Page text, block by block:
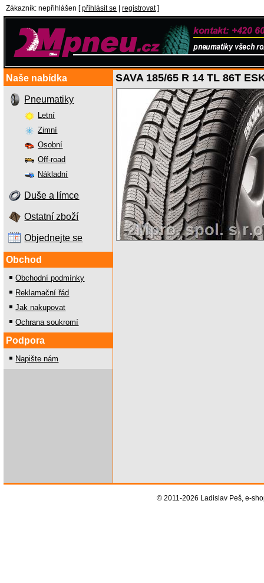
Zákazník: nepřihlášen [přihlásit se |registrovat]
Naše nabídka
Pneumatiky
Letní
Zimní
Osobní
Off-road
Nákladní
Duše a límce
Ostatní zboží
Objednejte se
Obchod
Obchodní podmínky
Reklamační řád
Jak nakupovat
Ochrana soukromí
Podpora
Napište nám
SAVA 185/65 R 14 TL 86T
© 2011-2026 Ladislav Peš, e-